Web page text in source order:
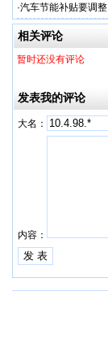
·汽车节能补贴要调
相关评论
暂时还没有评论
发表我的评论
大名：
内容：